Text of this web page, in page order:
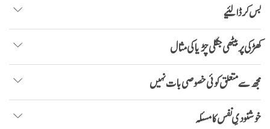
بس کر ڈالئیے
کھڑکی پر بیٹھی جنگلی چڑیا کی مثال
مجھ سے متعلق کوئی خصوصی بات نہیں
خوشنودیِ نفس کا مسئلہ